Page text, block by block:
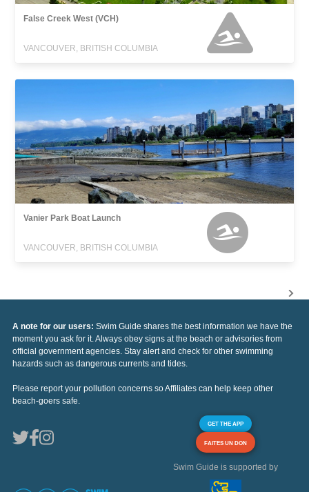
False Creek West (VCH)
VANCOUVER, BRITISH COLUMBIA
Vanier Park Boat Launch
VANCOUVER, BRITISH COLUMBIA
A note for our users: Swim Guide shares the best information we have the
moment you ask for it. Always obey signs at the beach or advisories from
official government agencies. Stay alert and check for other swimming
hazards such as dangerous currents and tides.
Please report your pollution concerns so Affiliates can help keep other
beach-goers safe.
GET THE APP
FAITES UN DON
Swim Guide is supported by